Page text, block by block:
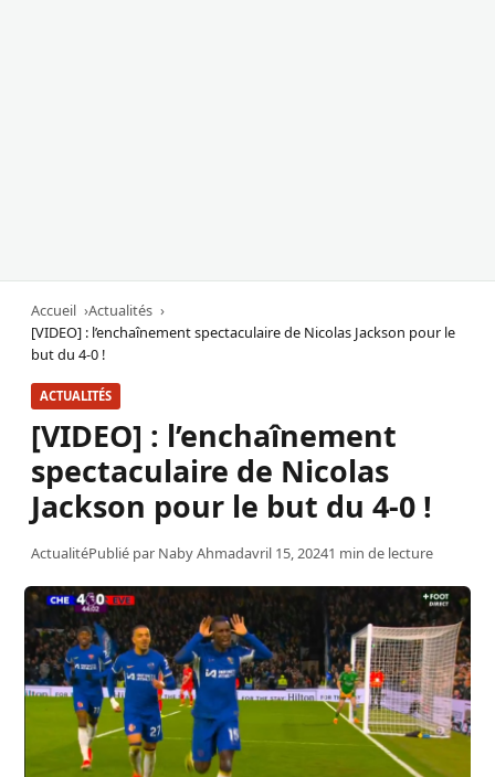
Accueil
Actualités
[VIDEO] : l’enchaînement spectaculaire de Nicolas Jackson pour le
but du 4-0 !
ACTUALITÉS
[VIDEO] : l’enchaînement
spectaculaire de Nicolas
Jackson pour le but du 4-0 !
ActualitéPublié par Naby Ahmadavril 15, 20241 min de lecture